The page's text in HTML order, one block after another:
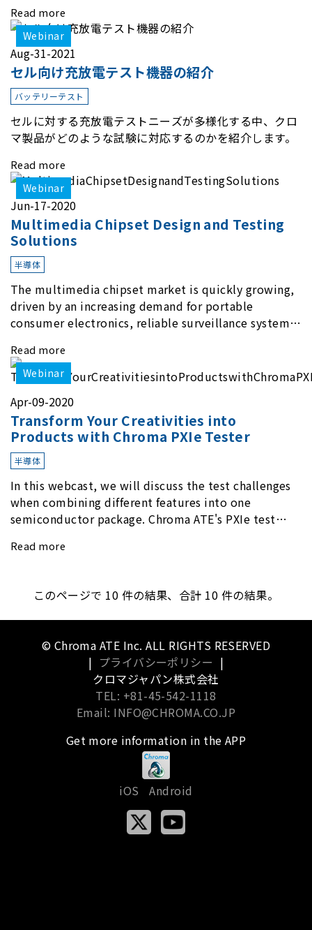
Read more
Webinar
Aug-31-2021
セル向け充放電テスト機器の紹介
バッテリーテスト
セルに対する充放電テストニーズが多様化する中、クロ
マ製品がどのような試験に対応するのかを紹介します。
Read more
Webinar
Jun-17-2020
Multimedia Chipset Design and Testing
Solutions
半導体
The multimedia chipset market is quickly growing,
driven by an increasing demand for portable
consumer electronics, reliable surveillance systems
recent spike in remote working.
Read more
Webinar
Apr-09-2020
Transform Your Creativities into
Products with Chroma PXIe Tester
半導体
In this webcast, we will discuss the test challenges
when combining different features into one
semiconductor package. Chroma ATE's PXIe test
test demands.
Read more
このページで 10 件の結果、合計 10 件の結果。
© Chroma ATE Inc. ALL RIGHTS RESERVED
| プライバシーポリシー |
クロマジャパン株式会社
TEL: +81-45-542-1118
Email: INFO@CHROMA.CO.JP
Get more information in the APP
iOS Android